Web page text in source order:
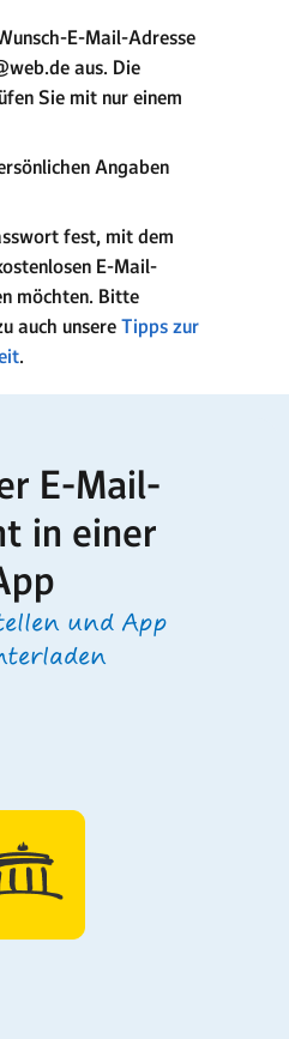
E-Mail-Adresse
aus. Die
Sie mit nur einem
Angaben
fest, mit dem
E-Mail-
möchten. Bitte
auch unsereTipps zur
.
E-Mail-
in einer
und App